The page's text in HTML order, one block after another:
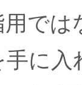
用では
手に入